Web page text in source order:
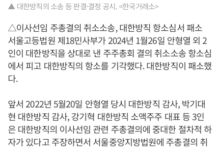
▲ 대한방직의 소송 등 판결·결정 공시. <한국거래소>
△이사선임 주총결의 취소소송, 대한방직 항소심서 패소
서울고등법원 제18민사부가 2024년 1월26일 안형열 외 2
인이 대한방직을 상대로 낸 주주총회 결의 취소소송 항소심
에서 피고 대한방직의 항소를 기각했다. 대한방직이 패소했
다.
앞서 2022년 5월20일 안형열 당시 대한방직 감사, 박기대
현 대한방직 감사, 강기혁 대한방직 소액주주 대표 등 3인
은 대한방직의 이사선임 관련 주총결의에 중대한 절차적 하
자가 있다고 주장하면서 서울중앙지방법원에 주총결의 취